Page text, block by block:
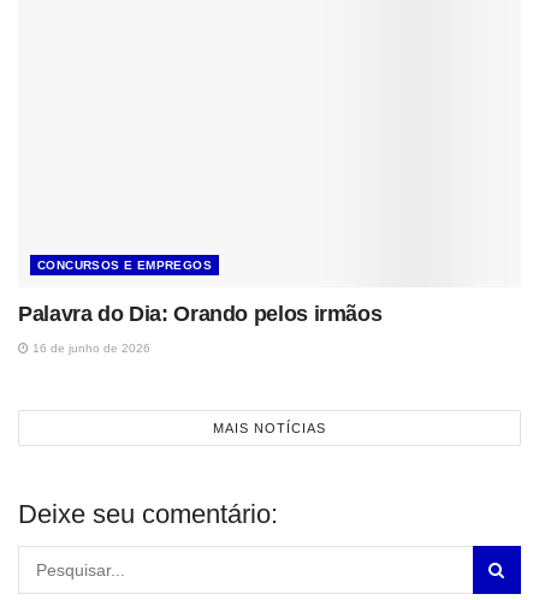
CONCURSOS E EMPREGOS
Palavra do Dia: Orando pelos irmãos
16 de junho de 2026
MAIS NOTÍCIAS
Deixe seu comentário: